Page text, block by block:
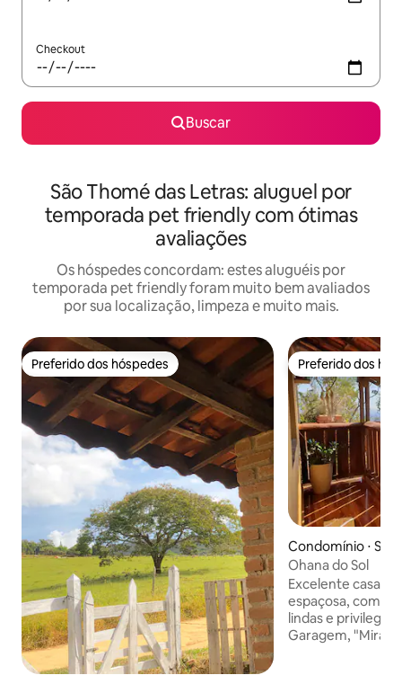
Checkout
Buscar
São Thomé das Letras: aluguel por
temporada pet friendly com ótimas
avaliações
Os hóspedes concordam: estes aluguéis por
temporada pet friendly foram muito bem avaliados
por sua localização, limpeza e muito mais.
Preferido dos hóspedes
Preferido dos hóspedes Preferido dos
Preferido dos
Condomínio ⋅
Letras
Ohana do Sol
Excelente casa,
espaçosa, com
lindas e
Garagem, "Mirante de Pedras" bem no